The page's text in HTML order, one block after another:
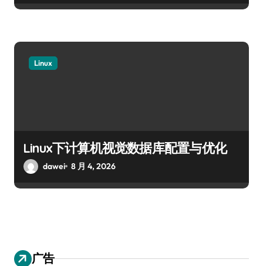
Linux
Linux下计算机视觉数据库配置与优化
dawei 8 月 4, 2026
广告